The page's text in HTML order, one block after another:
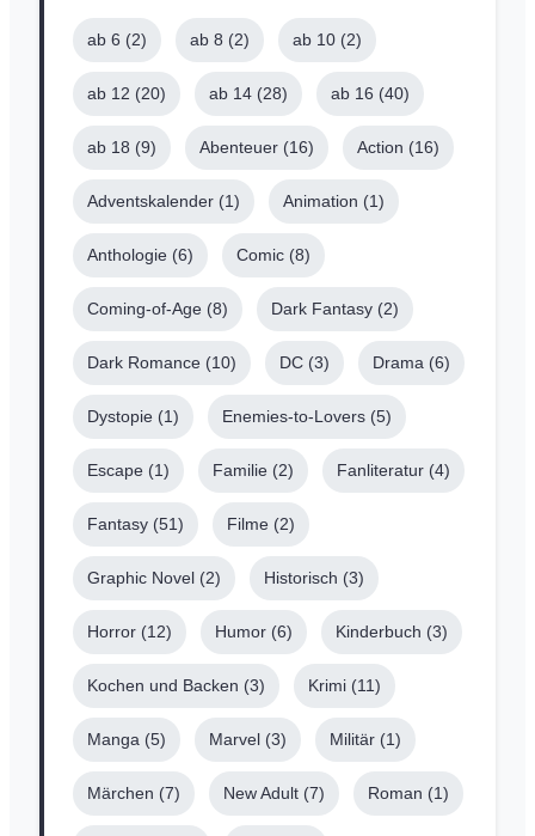
ab 6 (2) ab 8 (2) ab 10 (2)
ab 12 (20) ab 14 (28) ab 16 (40)
ab 18 (9) Abenteuer (16) Action (16)
Adventskalender (1) Animation (1)
Anthologie (6) Comic (8)
Coming-of-Age (8) Dark Fantasy (2)
Dark Romance (10) DC (3) Drama (6)
Dystopie (1) Enemies-to-Lovers (5)
Escape (1) Familie (2) Fanliteratur (4)
Fantasy (51) Filme (2)
Graphic Novel (2) Historisch (3)
Horror (12) Humor (6) Kinderbuch (3)
Kochen und Backen (3) Krimi (11)
Manga (5) Marvel (3) Militär (1)
Märchen (7) New Adult (7) Roman (1)